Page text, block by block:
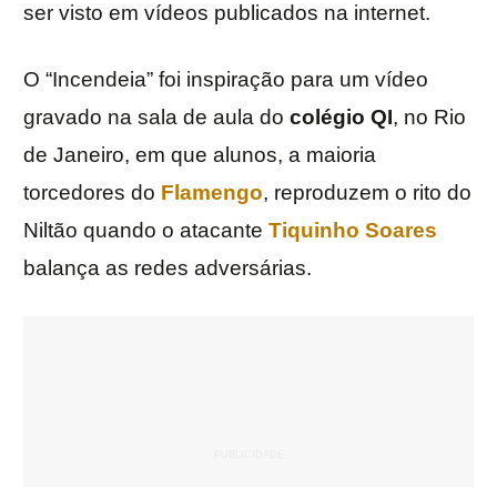
ser visto em vídeos publicados na internet.
O “Incendeia” foi inspiração para um vídeo
gravado na sala de aula do colégio QI, no Rio
de Janeiro, em que alunos, a maioria
torcedores do Flamengo, reproduzem o rito do
Niltão quando o atacante Tiquinho Soares
balança as redes adversárias.